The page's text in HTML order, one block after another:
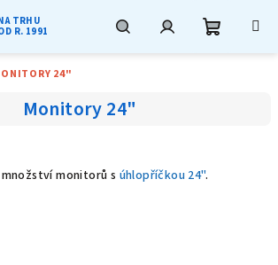
TRHU
R. 1991
24"
Monitory 24"
monitorů s úhlopříčkou 24".